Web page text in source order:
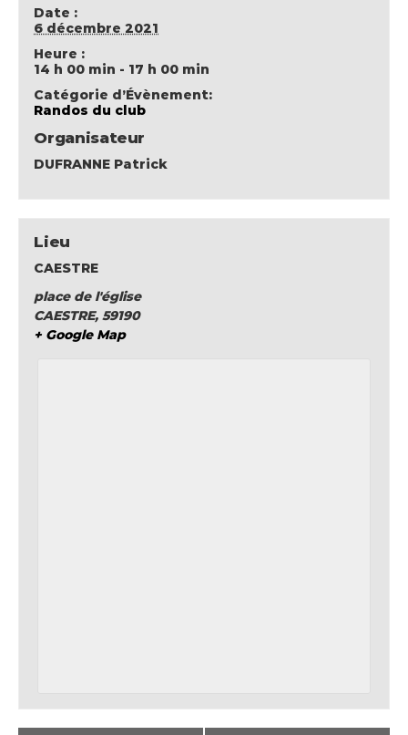
Date :
6 décembre 2021
Heure :
14 h 00 min - 17 h 00 min
Catégorie d’Évènement:
Randos du club
Organisateur
DUFRANNE Patrick
Lieu
CAESTRE
place de l'église
CAESTRE, 59190
+ Google Map